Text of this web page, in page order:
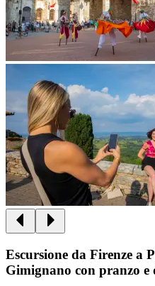
Escursione da Firenze a
Gimignano con pranzo e